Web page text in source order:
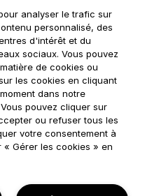
personnelles?
analyser le trafic sur
personnalisé, des
d'intérêt et du
sociaux. Vous pouvez
de cookies ou
les cookies en cliquant
dans notre
pouvez cliquer sur
ou refuser tous les
votre consentement à
Gérer les cookies » en